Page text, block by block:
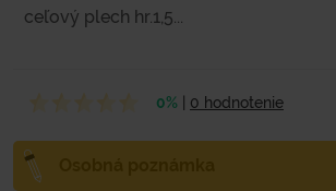
ceľový plech hr.1,5...
0% 0 hodnotenie